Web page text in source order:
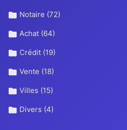
Notaire (72)
Achat (64)
Crédit (19)
Vente (18)
Villes (15)
Divers (4)